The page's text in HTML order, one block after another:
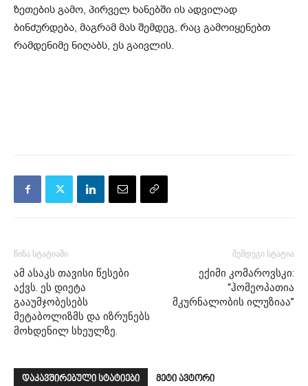
ზეთების გამო, პირველ ხანებში ის ადვილად
ბინძურდება, მაგრამ მას შემდეგ, რაც გამოიყენებთ
რამდენიმე ნიღაბს, ეს გაივლის.
წინა სტატიაში
ამ ასაკს თავისი წესები
აქვს. ეს დიეტა
გააუმჯობესებს
მეტაბოლიზმს და იზრუნებს
მოხდენილ სხეულზე.
შემდეგი სტატია
ექიმი კომაროვსკი:
“ჰომეოპათია
მკურნალობის ილუზიაა”
დაკავშირებული სტატიები მეტი ავტორი